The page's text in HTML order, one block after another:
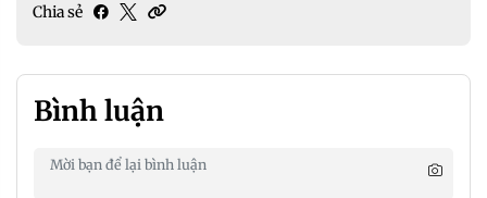
Chia sẻ
Bình luận